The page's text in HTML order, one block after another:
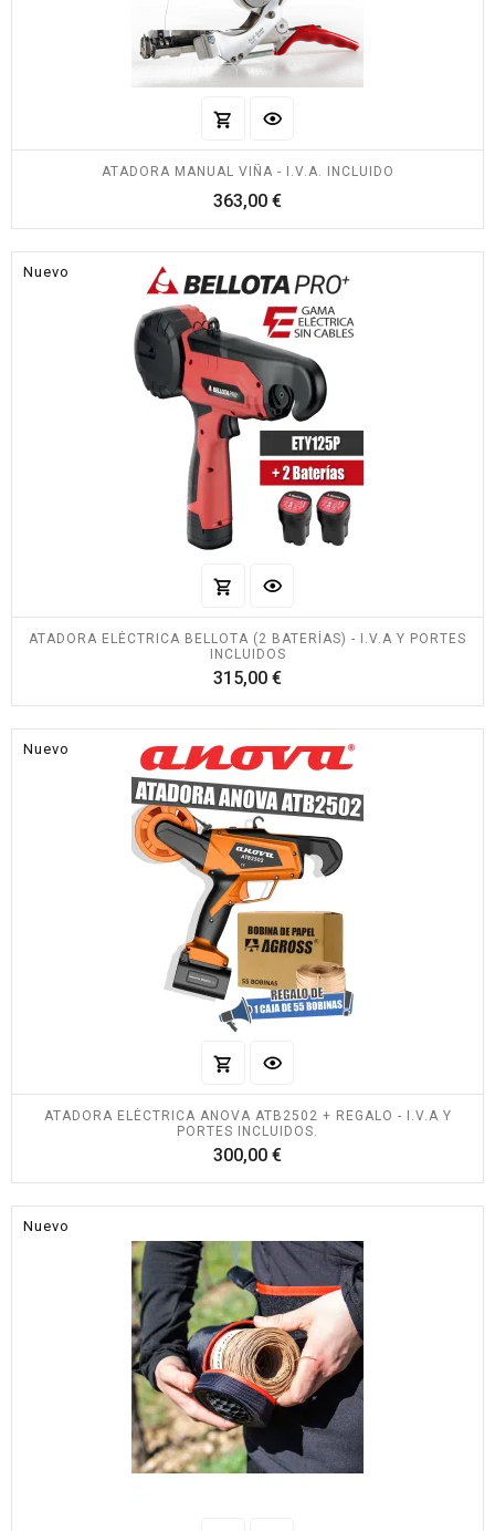
ATADORA MANUAL VIÑA - I.V.A. INCLUIDO
363,00 €Precio
Nuevo
ATADORA ELÉCTRICA BELLOTA (2 BATERÍAS) - I.V.A Y PORTES
INCLUIDOS
315,00 €Precio
Nuevo
ATADORA ELÉCTRICA ANOVA ATB2502 + REGALO - I.V.A Y
PORTES INCLUIDOS.
300,00 €Precio
Nuevo